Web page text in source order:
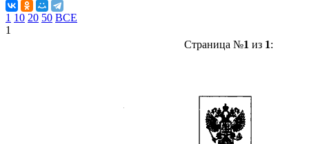
1 10 20 50 ВСЕ
1
Страница №1 из 1: